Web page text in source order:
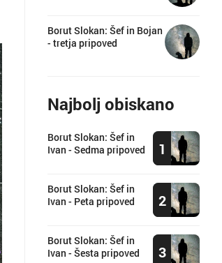
Borut Slokan: Šef in Bojan
- tretja pripoved
Najbolj obiskano
Borut Slokan: Šef in
Ivan - Sedma pripoved
1
Borut Slokan: Šef in
Ivan - Peta pripoved
2
Borut Slokan: Šef in
Ivan - Šesta pripoved
3